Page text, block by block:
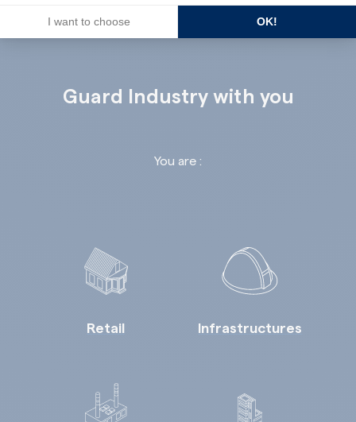
Guard Industry with you
You are :
Retail Infrastructures
I want to choose OK!